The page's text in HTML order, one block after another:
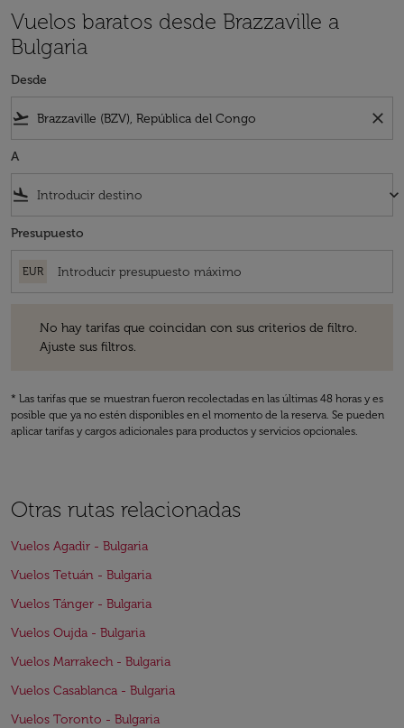
Vuelos baratos desde Brazzaville a
Bulgaria
Desde
flight_takeoff close
A
flight_land keyboard_arrow_down
Presupuesto
EUR
No hay tarifas que coincidan con sus criterios de filtro.
Ajuste sus filtros.
* Las tarifas que se muestran fueron recolectadas en las últimas 48 horas y es
posible que ya no estén disponibles en el momento de la reserva. Se pueden
aplicar tarifas y cargos adicionales para productos y servicios opcionales.
Otras rutas relacionadas
Vuelos Agadir - Bulgaria
Vuelos Tetuán - Bulgaria
Vuelos Tánger - Bulgaria
Vuelos Oujda - Bulgaria
Vuelos Marrakech - Bulgaria
Vuelos Casablanca - Bulgaria
Vuelos Toronto - Bulgaria